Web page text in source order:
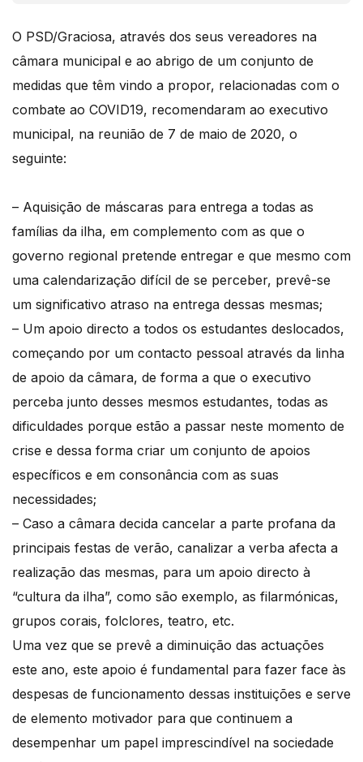
O PSD/Graciosa, através dos seus vereadores na
câmara municipal e ao abrigo de um conjunto de
medidas que têm vindo a propor, relacionadas com o
combate ao COVID19, recomendaram ao executivo
municipal, na reunião de 7 de maio de 2020, o
seguinte:
– Aquisição de máscaras para entrega a todas as
famílias da ilha, em complemento com as que o
governo regional pretende entregar e que mesmo com
uma calendarização difícil de se perceber, prevê-se
um significativo atraso na entrega dessas mesmas;
– Um apoio directo a todos os estudantes deslocados,
começando por um contacto pessoal através da linha
de apoio da câmara, de forma a que o executivo
perceba junto desses mesmos estudantes, todas as
dificuldades porque estão a passar neste momento de
crise e dessa forma criar um conjunto de apoios
específicos e em consonância com as suas
necessidades;
– Caso a câmara decida cancelar a parte profana da
principais festas de verão, canalizar a verba afecta a
realização das mesmas, para um apoio directo à
“cultura da ilha”, como são exemplo, as filarmónicas,
grupos corais, folclores, teatro, etc.
Uma vez que se prevê a diminuição das actuações
este ano, este apoio é fundamental para fazer face às
despesas de funcionamento dessas instituições e serve
de elemento motivador para que continuem a
desempenhar um papel imprescindível na sociedade